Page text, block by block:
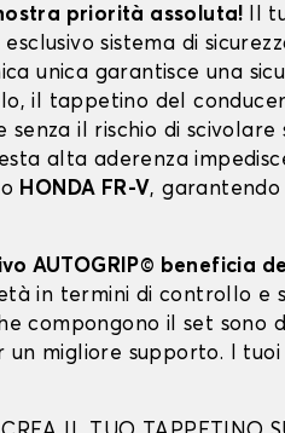
priorità assoluta! Il
sistema di
unica garantisce una
il tappetino del
il rischio di scivolare
alta aderenza
HONDA FR-V, garantendo
AUTOGRIP© beneficia
in termini di controllo e
compongono il set sono
migliore supporto. I